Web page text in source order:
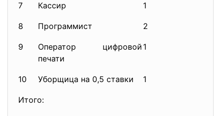
7 Кассир 1
8 Программист 2
9
Оператор цифровой
печати
1
10 Уборщица на 0,5 ставки 1
Итого: